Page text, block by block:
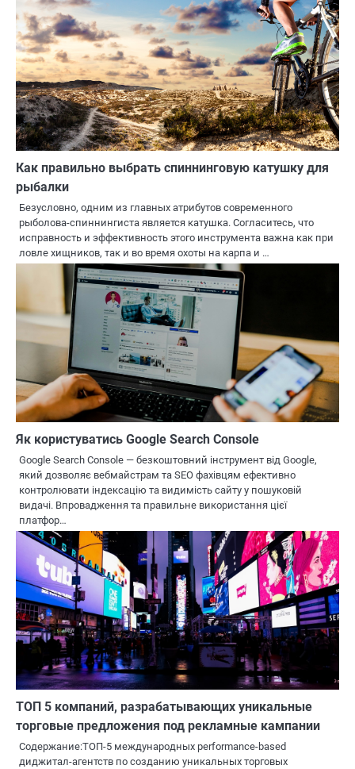
Как правильно выбрать спиннинговую катушку для
рыбалки
Безусловно, одним из главных атрибутов современного
рыболова-спиннингиста является катушка. Согласитесь, что
исправность и эффективность этого инструмента важна как при
ловле хищников, так и во время охоты на карпа и …
Як користуватись Google Search Console
Google Search Console — безкоштовний інструмент від Google,
який дозволяє вебмайстрам та SEO фахівцям ефективно
контролювати індексацію та видимість сайту у пошуковій
видачі. Впровадження та правильне використання цієї
платфор…
ТОП 5 компаний, разрабатывающих уникальные
торговые предложения под рекламные кампании
Содержание:ТОП-5 международных performance-based
диджитал-агентств по созданию уникальных торговых